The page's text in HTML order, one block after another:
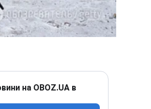
на OBOZ.UA в